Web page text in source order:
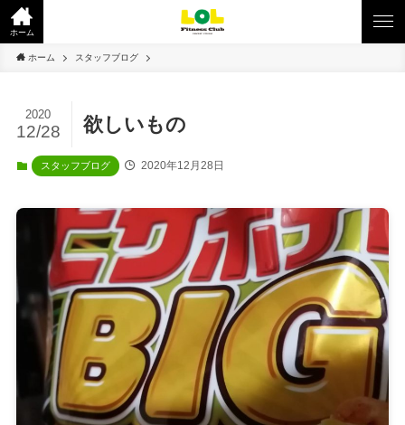
ホーム
ホーム スタッフブログ
欲しいもの
2020
12/28
スタッフブログ 2020年12月28日